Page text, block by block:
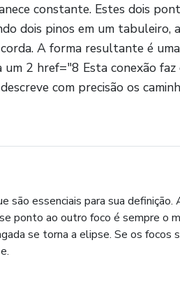
constante. Estes dois
dois pinos em um
A forma resultante é
2 href="8 Esta conexão
com precisão os
essenciais para sua
ponto ao outro foco é sempre
se torna a elipse. Se os